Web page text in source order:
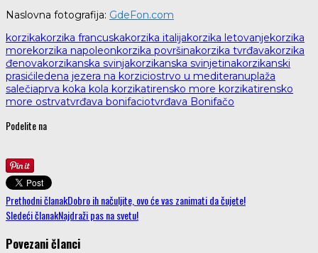
Naslovna fotografija: GdeFon.com
korzikakorzika francuskakorzika italijakorzika letovanjekorzika
morekorzika napoleonkorzika površinakorzika tvrđavakorzika
đenovakorzikanska svinjakorzikanska svinjetinakorzikanski
prasići ledena jezera na korziciostrvo u mediteranuplaža
salečiaprva koka kola korzikatirensko more korzikatirensko
more ostrvatvrđava bonifaciotvrđava Bonifačo
Podelite na
Prethodni članakDobro ih načuljite, ovo će vas zanimati da čujete!
Sledeći članakNajdraži pas na svetu!
Povezani članci